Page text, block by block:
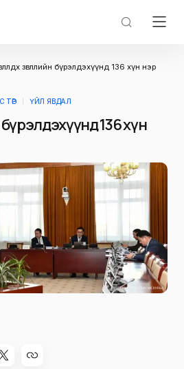
зөвлөлийн бүрэлдэхүүнд 136 хүн нэр
ТӨР ҮЙЛ ЯВДАЛ
бүрэлдэхүүнд 136 хүн